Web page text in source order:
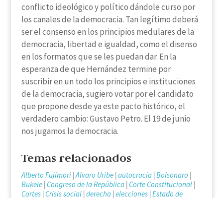
conflicto ideológico y político dándole curso por
los canales de la democracia. Tan legítimo deberá
ser el consenso en los principios medulares de la
democracia, libertad e igualdad, como el disenso
en los formatos que se les puedan dar. En la
esperanza de que Hernández termine por
suscribir en un todo los principios e instituciones
de la democracia, sugiero votar por el candidato
que propone desde ya este pacto histórico, el
verdadero cambio: Gustavo Petro. El 19 de junio
nos jugamos la democracia.
Temas relacionados
Alberto Fujimori|Alvaro Uribe|autocracia|Bolsonaro |
Bukele|Congreso de la República|Corte Constitucional|
Cortes|Crisis social|derecha|elecciones|Estado de